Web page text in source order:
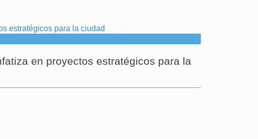
en proyectos estratégicos para la